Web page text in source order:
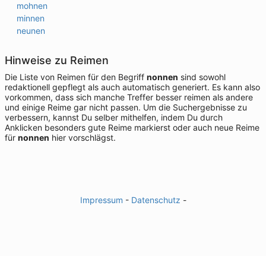
mohnen
minnen
neunen
Hinweise zu Reimen
Die Liste von Reimen für den Begriff nonnen sind sowohl
redaktionell gepflegt als auch automatisch generiert. Es kann also
vorkommen, dass sich manche Treffer besser reimen als andere
und einige Reime gar nicht passen. Um die Suchergebnisse zu
verbessern, kannst Du selber mithelfen, indem Du durch
Anklicken besonders gute Reime markierst oder auch neue Reime
für nonnen hier vorschlägst.
Impressum - Datenschutz -